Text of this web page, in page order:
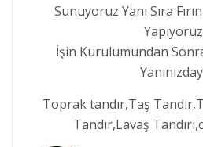
Sunuyoruz Yanı Sıra
İşin Kurulumundan
Toprak tandır,Taş
Tandır,Lavaş